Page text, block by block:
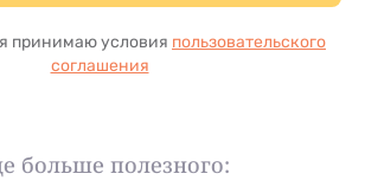
принимаю условия пользовательского
соглашения
больше полезного: